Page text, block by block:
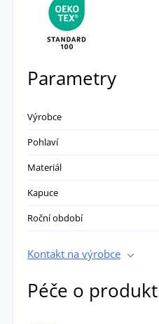
Parametry
Výrobce
Pohlaví
Materiál
Kapuce
Roční období
Kontakt na výrobce
Péče o produkt